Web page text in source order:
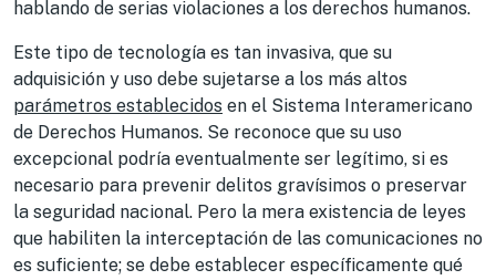
hablando de serias violaciones a los derechos humanos.
Este tipo de tecnología es tan invasiva, que su
adquisición y uso debe sujetarse a los más altos
parámetros establecidos en el Sistema Interamericano
de Derechos Humanos. Se reconoce que su uso
excepcional podría eventualmente ser legítimo, si es
necesario para prevenir delitos gravísimos o preservar
la seguridad nacional. Pero la mera existencia de leyes
que habiliten la interceptación de las comunicaciones no
es suficiente; se debe establecer específicamente qué